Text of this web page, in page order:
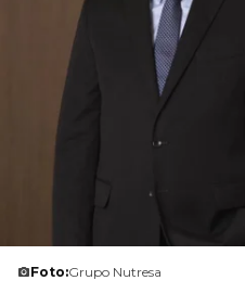
Foto:Grupo Nutresa